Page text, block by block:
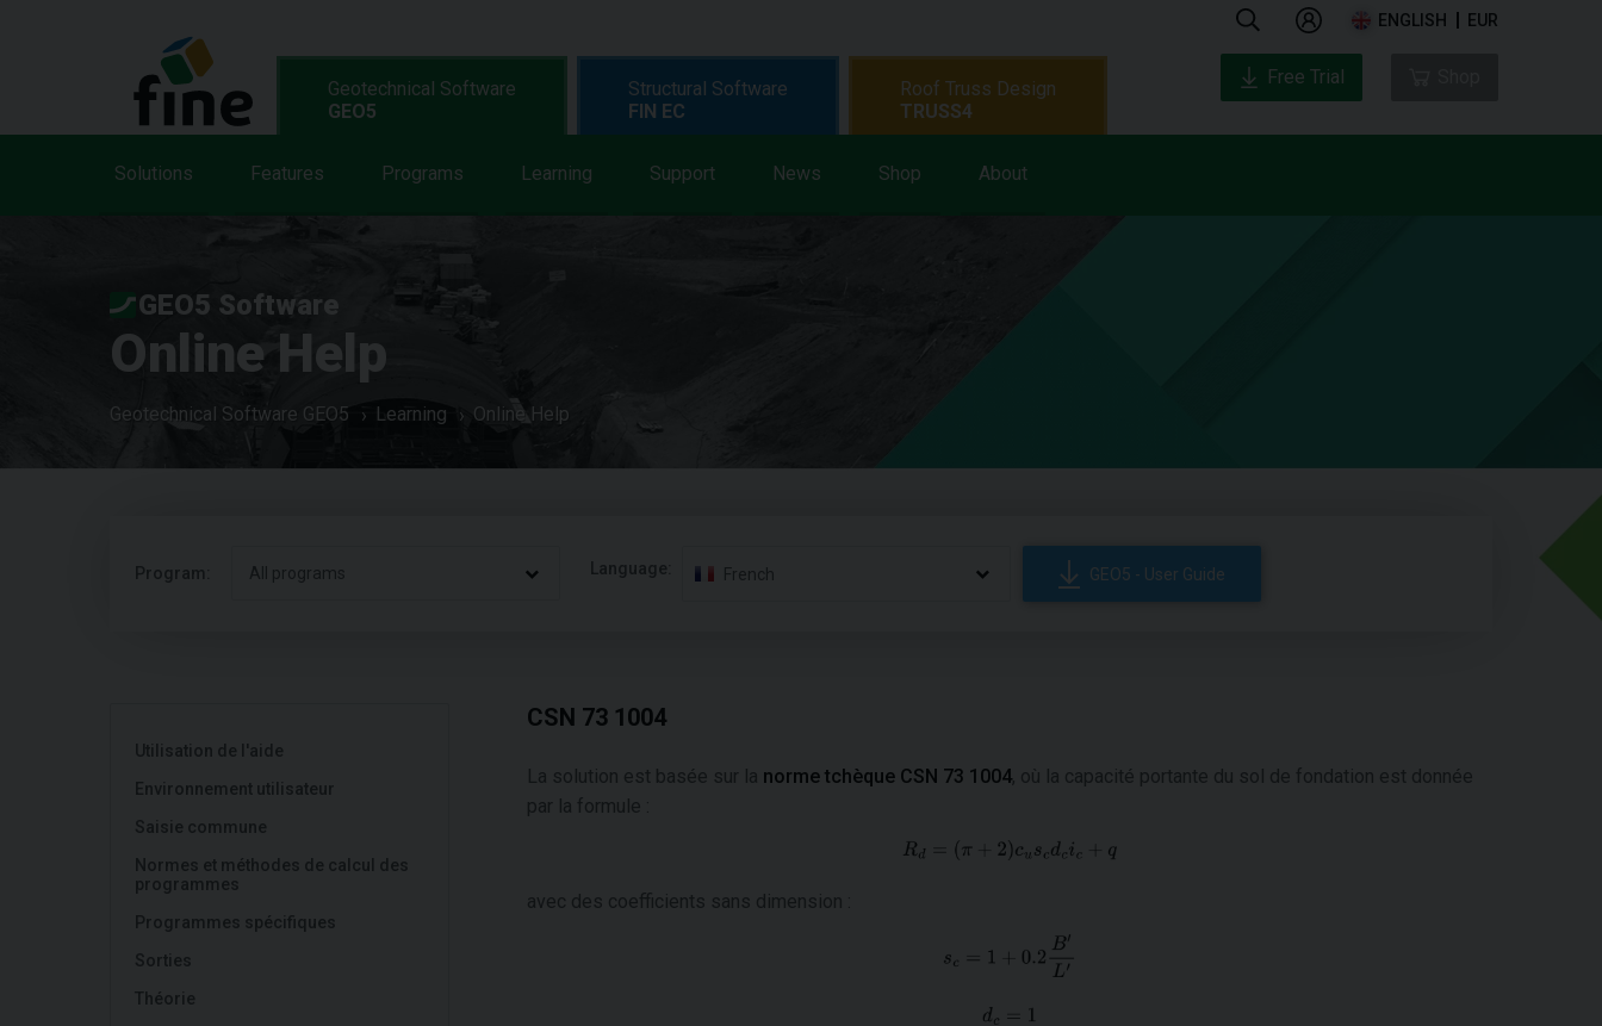
ENGLISH EUR
Geotechnical Software
GEO5
Solutions Features Programs Learning Support News Shop About
Structural Software
FIN EC
Roof Truss Design
TRUSS4
Free Trial
GEO5 Software
Online Help
Geotechnical Software GEO5 Learning Online Help
Program: All programs Language: French GEO5 - User Guide
Utilisation de l'aide
Environnement utilisateur
Saisie commune
Normes et méthodes de calcul des
programmes
Programmes spécifiques
Sorties
Théorie
CSN 73 1004
La solution est basée sur la norme tchèque CSN 73 1004, où la capacité portante du sol de fondation est donnée
par la formule :
avec des coefficients sans dimension :